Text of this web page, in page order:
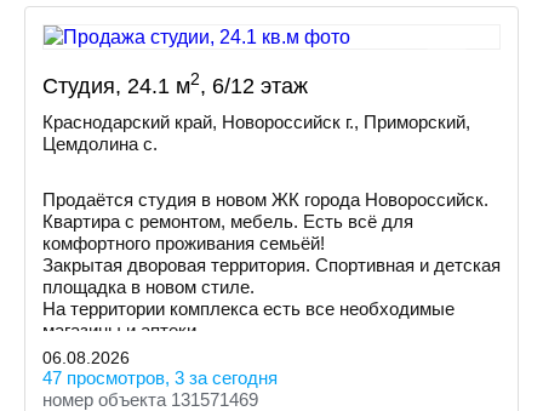
Студия, 24.1 м2, 6/12 этаж
Краснодарский край, Новороссийск г., Приморский,
Цемдолина с.
Продаётся студия в новом ЖК города Новороссийск.
Квартира с ремонтом, мебель. Есть всё для
комфортного проживания семьёй!
Закрытая дворовая территория. Спортивная и детская
площадка в новом стиле.
На территории комплекса есть все необходимые
магазины и аптеки.
06.08.2026
47 просмотров, 3 за сегодня
номер объекта 131571469